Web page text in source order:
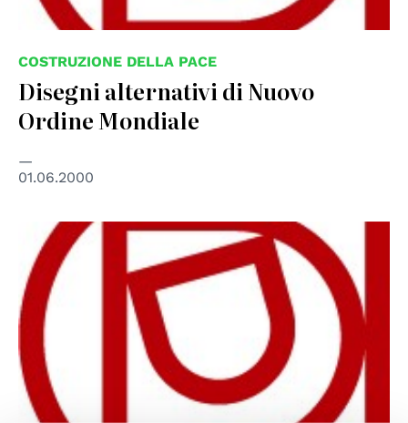
COSTRUZIONE DELLA PACE
Disegni alternativi di Nuovo
Ordine Mondiale
01.06.2000